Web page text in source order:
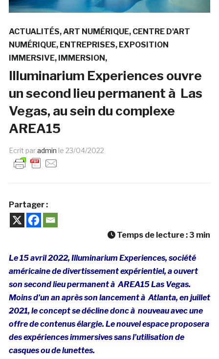
ACTUALITÉS ART NUMÉRIQUE CENTRE D'ART
NUMÉRIQUE ENTREPRISES EXPOSITION
IMMERSIVE IMMERSION
Illuminarium Experiences ouvre
un second lieu permanent à Las
Vegas, au sein du complexe
AREA15
Ecrit paradmin le 23/04/2022
Partager :
Temps de lecture : 3 min
Le 15 avril 2022, Illuminarium Experiences, société
américaine de divertissement expérientiel, a ouvert
son second lieu permanent à AREA15 Las Vegas.
Moins d’un an après son lancement à Atlanta, en juillet
2021, le concept se décline donc à nouveau avec une
offre de contenus élargie. Le nouvel espace proposera
des expériences immersives sans l’utilisation de
casques ou de lunettes.